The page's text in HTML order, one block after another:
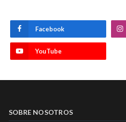
Facebook
YouTube
SOBRE NOSOTROS